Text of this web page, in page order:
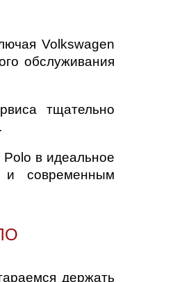
Volkswagen
обслуживания
тщательно
в идеальное
и современным
держать